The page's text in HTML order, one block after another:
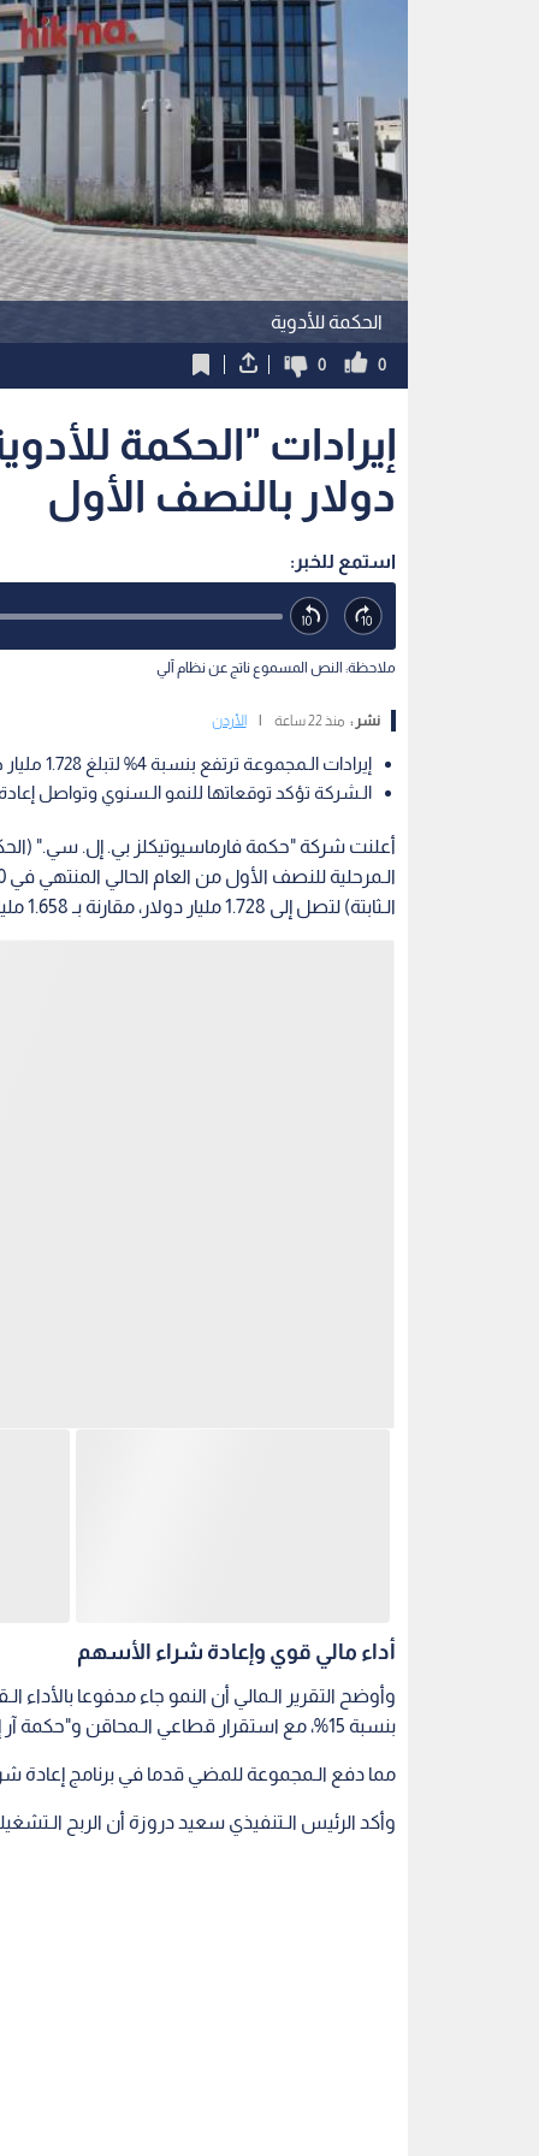
الحكمة للأدوية
0
0
دولار بالنصف الأول
استمع للخبر:
ملاحظة: النص المسموع ناتج عن نظام آلي
نشر : منذ 22 ساعة الأردن
إيرادات الـمجموعة ترتفع بنسبة 4% لتبلغ 1.728 مليار دولار مدفوعة بأداء الأدوية ذات العلامة التجارية.
الـشركة تؤكد توقعاتها للنمو الـسنوي وتواصل إعادة شراء
أعلنت شركة "حكمة فارماسيوتيكلز بي. إل. سي."
الـثابتة) لتصل إلى 1.728 مليار دولار، مقارنة بـ 1.658 مليار دولار للفترة ذاتها من الـعام الـماضي.
أداء مالي قوي وإعادة شراء الأسهم
وأوضح التقرير الـمالي أن النمو جاء مدفوعا بالأداء
بنسبة 15%، مع استقرار قطاعي الـمحاقن و"حكمة آر إكس".
مما دفع الـمجموعة للمضي قدما في برنامج إعادة شراء الأسهم
وأكد الرئيس الـتنفيذي سعيد دروزة أن الربح الـتشغيلي الأساسي نما بنسبة